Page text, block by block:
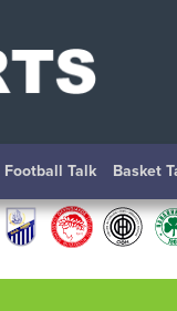
Football Talk Basket